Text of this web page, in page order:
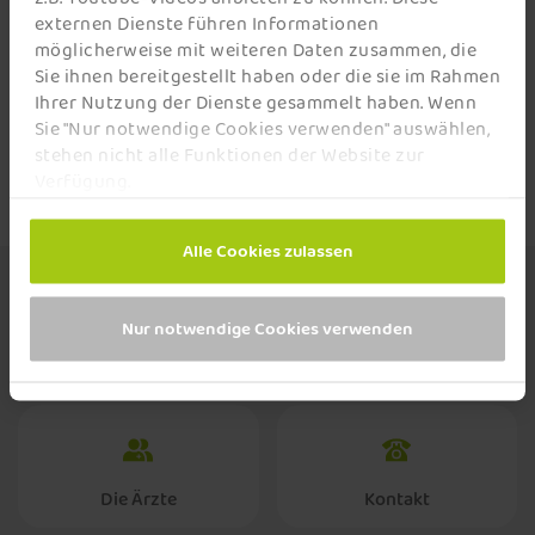
externen Dienste führen Informationen
möglicherweise mit weiteren Daten zusammen, die
Sie ihnen bereitgestellt haben oder die sie im Rahmen
Ihrer Nutzung der Dienste gesammelt haben. Wenn
Sie "Nur notwendige Cookies verwenden" auswählen,
stehen nicht alle Funktionen der Website zur
Alle Cookies zulassen
Nur notwendige Cookies verwenden
Anforderungen des Heilmittelwerbegesetzes zu
genügen, nach denen keine medizinischen Verfahren
gelobt werden dürfen.
Erfahrungsberichte Medien
Die Ärzte Kontakt